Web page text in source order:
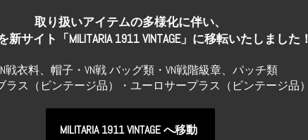
売り切れ
取り扱いアイテムの多様化に伴い、
サイト「MILITARIA 1911 VINTAGE」に移転いたしました！
戦衣料、帽子・VN戦 バッグ類・VN戦階級章、パッチ類
ラス（ビンテージ品）・ユーロサープラス（ビンテージ品）
MILITARIA 1911 VINTAGE へ移動